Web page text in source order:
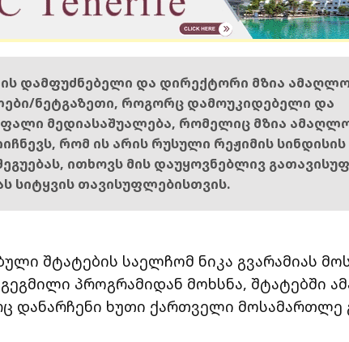
დამფუძნებელი და დირექტორი მზია
ნეტგაზეთი, როგორც დამოუკიდებელი და
მედიასაშუალება, რომელიც მზია
რომ ის არის რუსული რეჟიმის სინდისის
ითხოვს მის დაუყოვნებლივ
სიტყვის თავისუფლებისთვის.
შტატების საელჩომ ნიკა გვარამიას
პროგრამიდან მოხსნა, შტატებში
დანარჩენი ხუთი ქართველი მოსამართლე